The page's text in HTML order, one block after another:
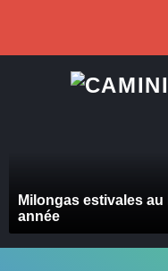
Milongas estivales
année